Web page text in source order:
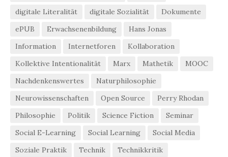
digitale Literalität
digitale Sozialität
Dokumente
ePUB
Erwachsenenbildung
Hans Jonas
Information
Internetforen
Kollaboration
Kollektive Intentionalität
Marx Mathetik
MOOC
Nachdenkenswertes
Naturphilosophie
Neurowissenschaften
Open Source
Perry Rhodan
Philosophie
Politik Science Fiction
Seminar
Social E-Learning
Social Learning
Social Media
Soziale Praktik
Technik
Technikkritik